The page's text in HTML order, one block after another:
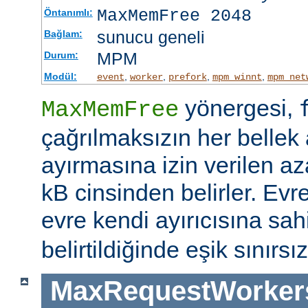
Öntanımlı: MaxMemFree 2048
Bağlam: sunucu geneli
Durum: MPM
Modül: event worker, prefork, mpm_winnt
MaxMemFree yönergesi,
çağrılmaksızın her bellek
ayırmasına izin verilen
kB cinsinden belirler.
evre kendi ayırıcısına
belirtildiğinde eşik